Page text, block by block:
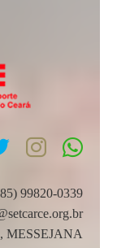
99820-0339
MESSEJANA